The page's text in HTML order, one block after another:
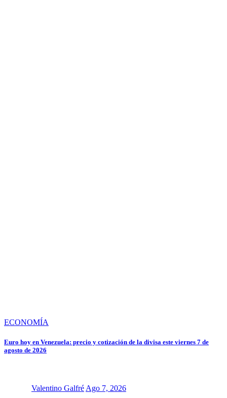
ECONOMÍA
Euro hoy en Venezuela: precio y cotización de la divisa este viernes 7 de
agosto de 2026
Valentino Galfré Ago 7, 2026